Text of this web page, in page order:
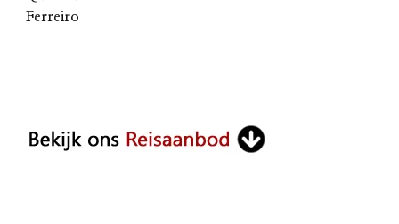
Ferreiro